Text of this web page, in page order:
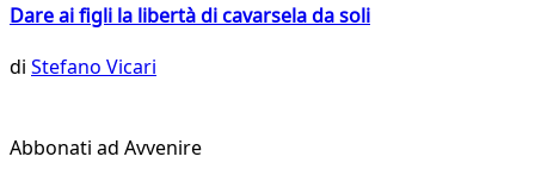
Dare ai figli la libertà di cavarsela da soli
di Stefano Vicari
Abbonati ad Avvenire